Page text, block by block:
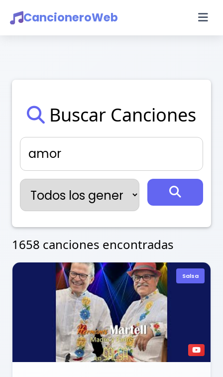
CancioneroWeb
Buscar Canciones
1658 canciones encontradas
Salsa